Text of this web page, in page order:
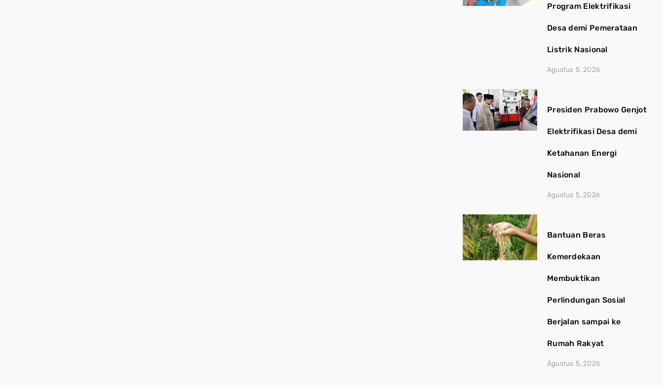
Program Elektrifikasi
Desa demi Pemerataan
Listrik Nasional
Agustus 5, 2026
Presiden Prabowo Genjot
Elektrifikasi Desa demi
Ketahanan Energi
Nasional
Agustus 5, 2026
Bantuan Beras
Kemerdekaan
Membuktikan
Perlindungan Sosial
Berjalan sampai ke
Rumah Rakyat
Agustus 5, 2026